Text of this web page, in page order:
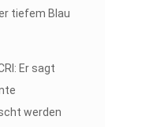
tiefem Blau
Er sagt
werden